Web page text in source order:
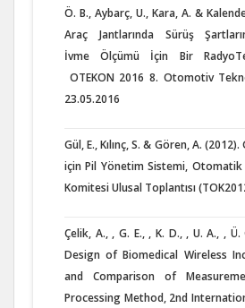
Ö. B., Aybarç, U., Kara, A. &
Araç Jantlarında Sürüş
İvme Ölçümü İçin Bir
OTEKON 2016 8. Otomotiv
23.05.2016
Gül, E., Kılınç, S. & Gören, A.
için Pil Yönetim Sistemi,
Komitesi Ulusal Toplantısı
Çelik, A., , G. E., , K. D., , U. A., ,
Design of Biomedical Wireless
and Comparison of
Processing Method, 2nd